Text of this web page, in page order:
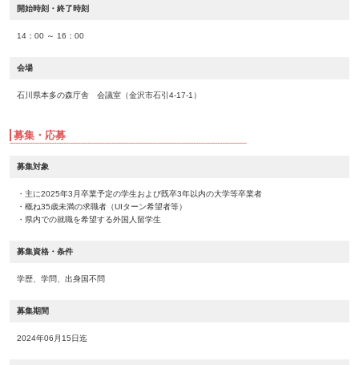
開始時刻・終了時刻
14：00 ～ 16：00
会場
石川県本多の森庁舎 会議室（金沢市石引4-17-1）
募集・応募
募集対象
・主に2025年3月卒業予定の学生および既卒3年以内の大学等卒業者
・概ね35歳未満の求職者（UIターン希望者等）
・県内での就職を希望する外国人留学生
募集資格・条件
学歴、学問、出身国不問
募集期間
2024年06月15日迄